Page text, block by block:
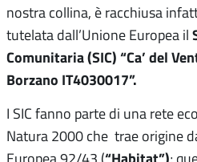
nostra collina, è racchiusa
tutelata dall’Unione Europea il
Comunitaria (SIC) “Ca’ del
Borzano IT4030017”.
I SIC fanno parte di una rete
Natura 2000 che trae origine
Europea 92/43 (“Habitat”);